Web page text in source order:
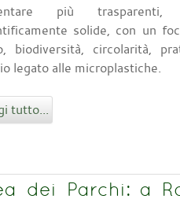
più
solide, con un
biodiversità, circolarità,
legato alle microplastiche.
tutto...
dei Parchi: a